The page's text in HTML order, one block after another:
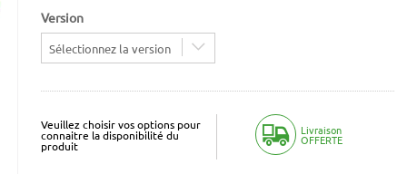
Version
Sélectionnez la version
Veuillez choisir vos options pour
connaitre la disponibilité du
produit
Livraison
OFFERTE